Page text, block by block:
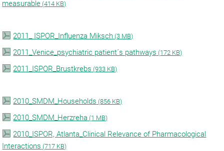
measurable (414 KB)
2011_ ISPOR_Influenza Miksch (3 MB)
2011_Venice_psychiatric patient´s pathways (172 KB)
2011_ISPOR_Brustkrebs (933 KB)
2010_SMDM_Households (856 KB)
2010_SMDM_Herzreha (1 MB)
2010_ISPOR, Atlanta_Clinical Relevance of Pharmacological
Interactions (717 KB)